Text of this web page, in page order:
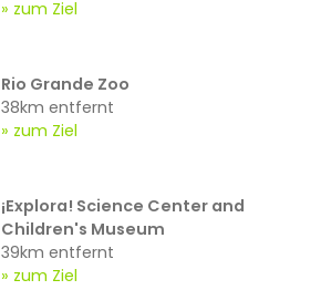
zum Ziel
Rio Grande Zoo
38km entfernt
zum Ziel
¡Explora! Science Center and
Children's Museum
39km entfernt
zum Ziel